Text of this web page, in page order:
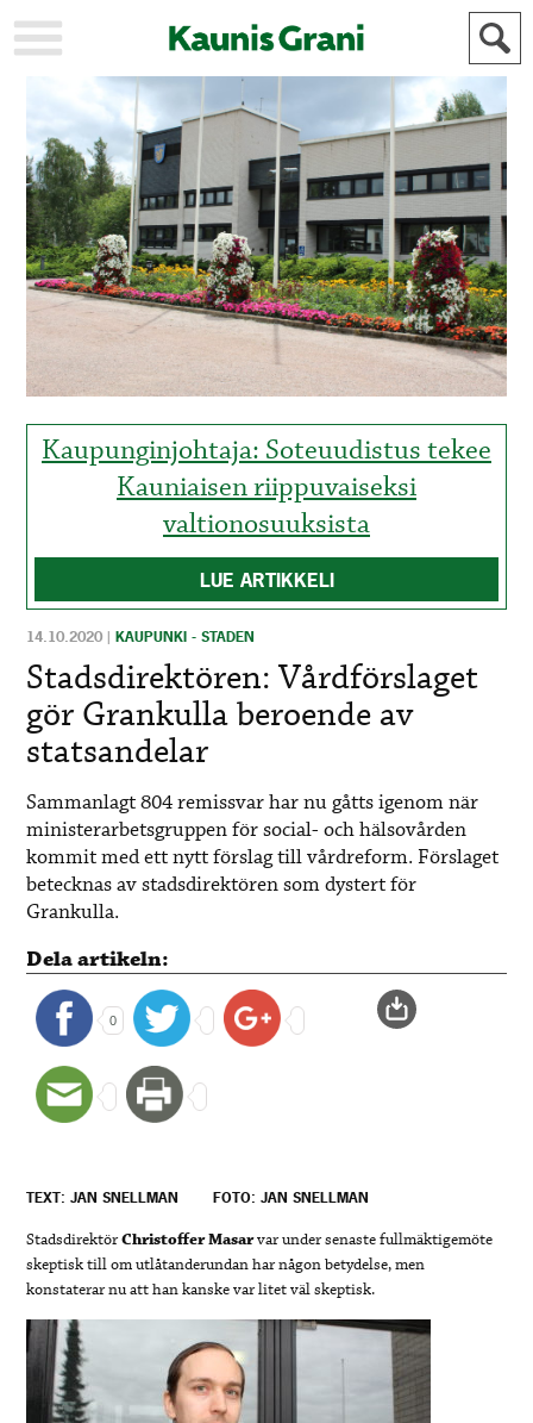
KAUPUNKI
STADEN
AJANKOHTAISTA
AKTUELLT
URHEILU
IDROTT
KULTTUURI
KULTUR
HISTORIA
HISTORIA
YLEINEN
ALLMÄN
MAINOSTAJILLE
FÖR
ANNONSÖRER
Kaupunginjohtaja: Soteuudistus tekee
Kauniaisen riippuvaiseksi
valtionosuuksista
LUE ARTIKKELI
14.10.2020 |KAUPUNKI - STADEN
Stadsdirektören: Vårdförslaget
gör Grankulla beroende av
statsandelar
Sammanlagt 804 remissvar har nu gåtts igenom när
ministerarbetsgruppen för social- och hälsovården
kommit med ett nytt förslag till vårdreform. Förslaget
betecknas av stadsdirektören som dystert för
Grankulla.
Dela artikeln:
0
TEXT: JAN SNELLMAN FOTO: JAN SNELLMAN
StadsdirektörChristoffer Masarvar under senaste fullmäktigemöte
skeptisk till om utlåtanderundan har någon betydelse, men
konstaterar nu att han kanske var litet väl skeptisk.